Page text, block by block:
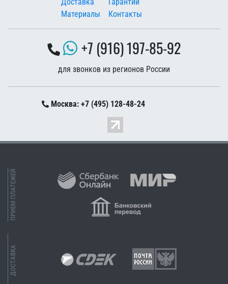
Материалы
Контакты
+7 (916) 197-85-92
для звонков из регионов России
Москва: +7 (495) 128-48-24
ПРИЕМ ПЛАТЕЖЕЙ
ДОСТАВКА